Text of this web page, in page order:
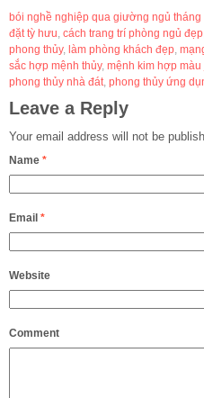
bói nghề nghiệp qua giường ngủ tháng
đặt tỳ hưu, cách trang trí phòng ngủ đẹp
phong thủy, làm phòng khách đẹp,
sắc hợp mệnh thủy, mệnh kim hợp màu
phong thủy nhà đát, phong thủy ứng
Leave a Reply
Your email address will not be
Name *
Email *
Website
Comment